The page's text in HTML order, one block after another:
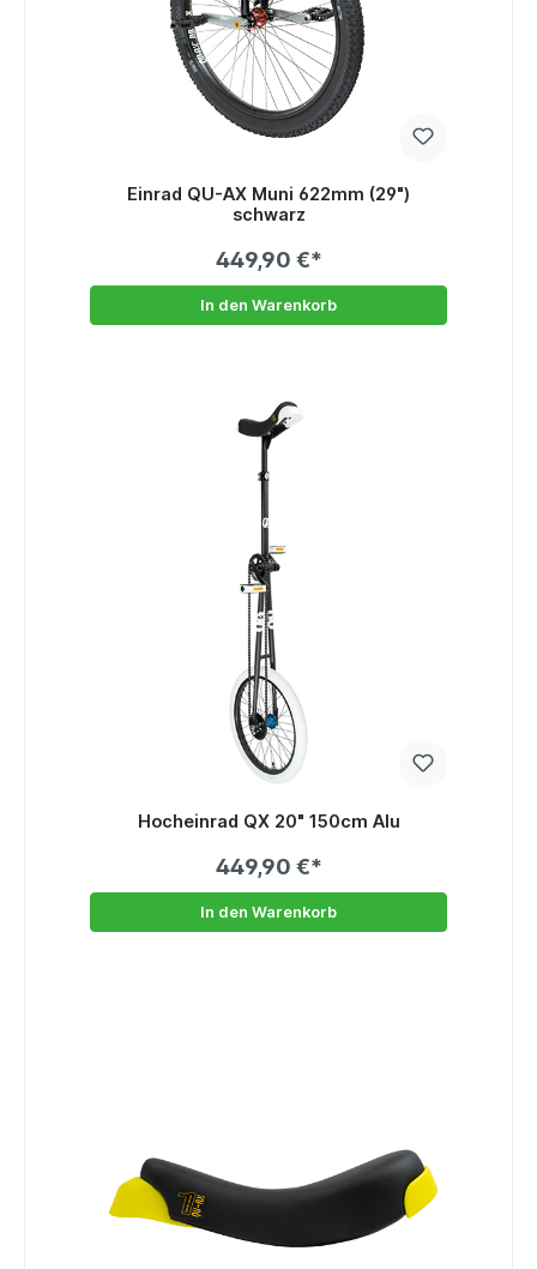
Einrad QU-AX Muni 622mm (29")
schwarz
449,90 €*
In den Warenkorb
Hocheinrad QX 20" 150cm Alu
449,90 €*
In den Warenkorb